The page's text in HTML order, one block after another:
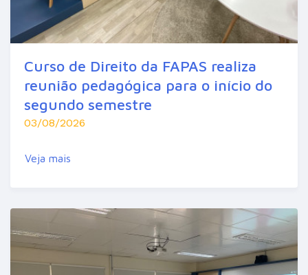
Curso de Direito da FAPAS realiza
reunião pedagógica para o início do
segundo semestre
03/08/2026
Veja mais